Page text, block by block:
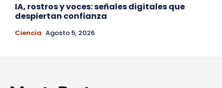
IA, rostros y voces: señales digitales que
despiertan confianza
Ciencia Agosto 5, 2026